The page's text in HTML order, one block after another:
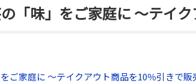
「味」をご家庭に ～テイ
ご家庭に ～テイクアウト商品を10％引きで販